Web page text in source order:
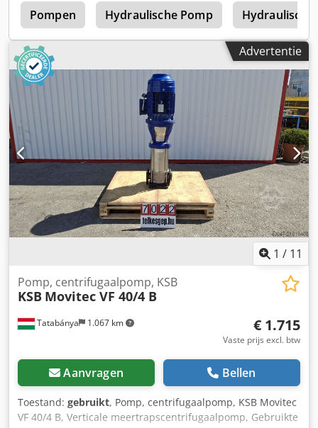
Pompen Hydraulische Pomp Hydraulische
Advertentie
1 / 11
Tatabánya 1.067 km
Pomp, centrifugaalpomp, KSB
KSB Movitec VF 40/4 B
€ 1.715
Vaste prijs excl. btw
Aanvragen Bellen
Toestand: gebruikt, Pomp, centrifugaalpomp, KSB Movitec
VF 40/4 B, Verticale meertrapscentrifugaalpomp, Gebruikte